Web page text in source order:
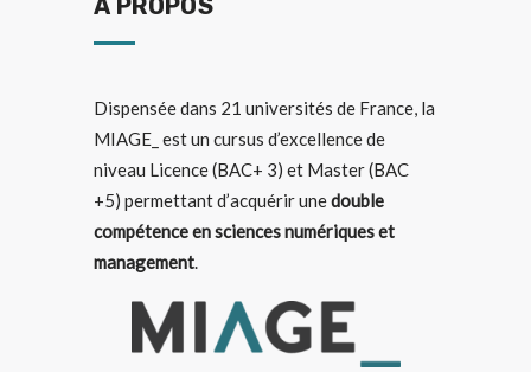
A PROPOS
Dispensée dans 21 universités de France, la
MIAGE_ est un cursus d’excellence de
niveau Licence (BAC+ 3) et Master (BAC
+5) permettant d’acquérir unedouble
compétence en sciences numériques et
management.